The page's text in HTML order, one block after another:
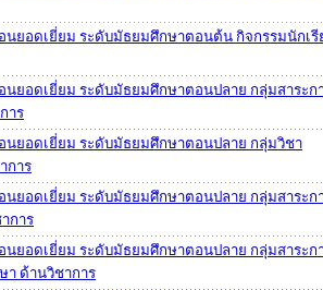
นยอดเยี่ยม ระดับมัธยมศึกษาตอนต้น กิจกรรมนักเรี
นยอดเยี่ยม ระดับมัธยมศึกษาตอนปลาย กลุ่มสาระก
าร
นยอดเยี่ยม ระดับมัธยมศึกษาตอนปลาย กลุ่มวิชา
การ
นยอดเยี่ยม ระดับมัธยมศึกษาตอนปลาย กลุ่มสาระก
การ
นยอดเยี่ยม ระดับมัธยมศึกษาตอนปลาย กลุ่มสาระก
า ด้านวิชาการ